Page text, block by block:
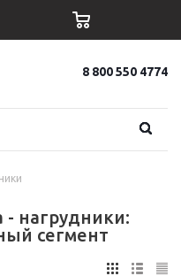
8 800 550 4774
нагрудники:
сегмент